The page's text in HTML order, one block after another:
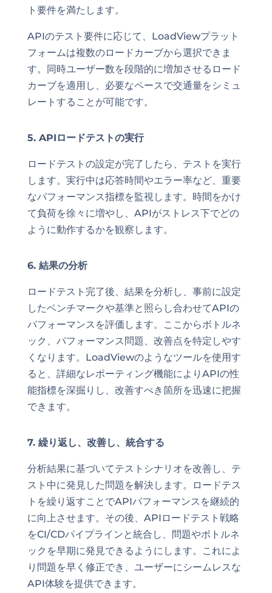
ト要件を満たします。
APIのテスト要件に応じて、LoadViewプラット
フォームは複数のロードカーブから選択できま
す。同時ユーザー数を段階的に増加させるロード
カーブを適用し、必要なペースで交通量をシミュ
レートすることが可能です。
5. APIロードテストの実行
ロードテストの設定が完了したら、テストを実行
します。実行中は応答時間やエラー率など、重要
なパフォーマンス指標を監視します。時間をかけ
て負荷を徐々に増やし、APIがストレス下でどの
ように動作するかを観察します。
6. 結果の分析
ロードテスト完了後、結果を分析し、事前に設定
したベンチマークや基準と照らし合わせてAPIの
パフォーマンスを評価します。ここからボトルネ
ック、パフォーマンス問題、改善点を特定しやす
くなります。LoadViewのようなツールを使用す
ると、詳細なレポーティング機能によりAPIの性
能指標を深掘りし、改善すべき箇所を迅速に把握
できます。
7. 繰り返し、改善し、統合する
分析結果に基づいてテストシナリオを改善し、テ
スト中に発見した問題を解決します。ロードテス
トを繰り返すことでAPIパフォーマンスを継続的
に向上させます。その後、APIロードテスト戦略
をCI/CDパイプラインと統合し、問題やボトルネ
ックを早期に発見できるようにします。これによ
り問題を早く修正でき、ユーザーにシームレスな
API体験を提供できます。